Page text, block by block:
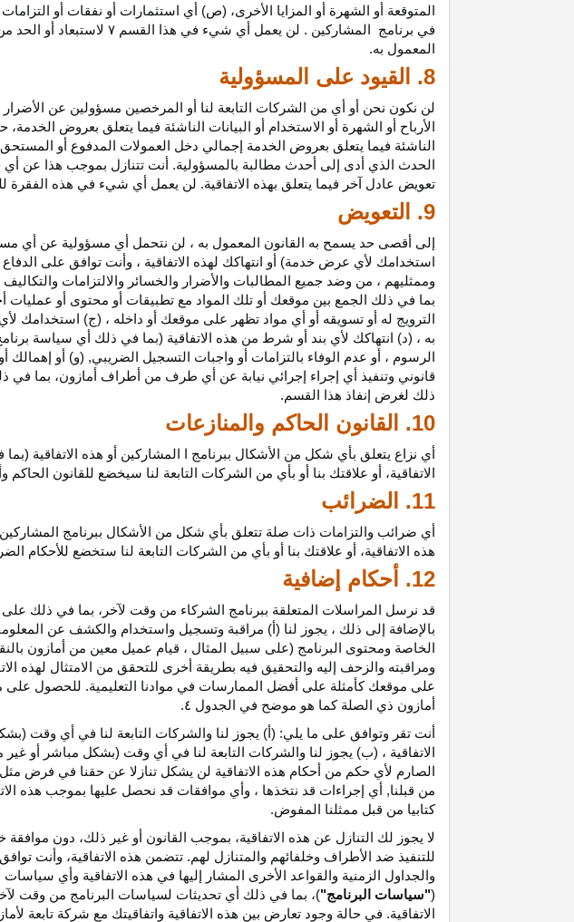
المتوقعة أو الشهرة أو المزايا
الأخرى، (ص) أي استثمارات أو نفقات أو
في برنامج المشاركين . لن يعمل أي شيء في هذا القسم ۷ لاستبعاد أو الحد
المعمول به.
8. القيود على المسؤولية
لن نكون نحن أو أي من الشركات التابعة لنا أو المرخصين مسؤولين عن الأضرار
الأرباح أو الشهرة أو الاستخدام أو البيانات الناشئة فيما يتعلق بعروض
الناشئة فيما يتعلق بعروض الخدمة إجمالي دخل العمولات المدفوع أو
الحدث الذي أدى إلى أحدث مطالبة بالمسؤولية. أنت تتنازل بموجب هذا عن
تعويض عادل آخر فيما يتعلق بهذه الاتفاقية. لن يعمل أي شيء في هذه الفقرة
9. التعويض
إلى أقصى حد يسمح به القانون المعمول به ، لن نتحمل أي مسؤولية عن أي
استخدامك لأي عرض خدمة) أو انتهاكك لهذه الاتفاقية ، وأنت توافق على
وممثليهم ، من وضد جميع المطالبات والأضرار والخسائر والالتزامات
بما في ذلك الجمع بين موقعك أو تلك المواد مع تطبيقات أو محتوى أو عمليات
الترويج له أو تسويقه أو أي مواد تظهر على موقعك أو داخله ، (ج) استخدامك
به ، (د) انتهاكك لأي بند أو شرط من هذه الاتفاقية (بما في ذلك أي سياسة
الرسوم ، أو عدم الوفاء بالتزامات أو واجبات التسجيل الضريبي, (و) أو
قانوني وتنفيذ أي إجراء إجرائي نيابة عن أي طرف من أطراف أمازون، بما
ذلك لغرض إنفاذ هذا القسم.
10. القانون الحاكم والمنازعات
أي نزاع يتعلق بأي شكل من الأشكال ببرنامج ا المشاركين أو هذه الاتفاقية
الاتفاقية، أو علاقتك بنا أو بأي من الشركات التابعة لنا سيخضع للقانون
11. الضرائب
أي ضرائب والتزامات ذات صلة تتعلق بأي شكل من الأشكال ببرنامج
هذه الاتفاقية، أو علاقتك بنا أو بأي من الشركات التابعة لنا ستخضع للأحكام
12. أحكام إضافية
قد نرسل المراسلات المتعلقة ببرنامج الشركاء من وقت لآخر، بما في ذلك على
بالإضافة إلى ذلك ، يجوز لنا (أ) مراقبة وتسجيل واستخدام والكشف عن
الخاصة ومحتوى البرنامج (على سبيل المثال ، قيام عميل معين من
ومراقبته والزحف إليه والتحقيق فيه بطريقة أخرى للتحقق من الامتثال لهذه
على موقعك كأمثلة على أفضل الممارسات في موادنا التعليمية. للحصول
أمازون ذي الصلة كما هو موضح في الجدول ٤.
أنت تقر وتوافق على ما يلي: (أ) يجوز لنا والشركات التابعة لنا في أي
الاتفاقية ، (ب) يجوز لنا والشركات التابعة لنا في أي وقت (بشكل مباشر أو
الصارم لأي حكم من أحكام هذه الاتفاقية لن يشكل تنازلا عن حقنا في فرض
من قبلنا, أي إجراءات قد نتخذها ، وأي موافقات قد نحصل عليها بموجب هذه
كتابيا من قبل ممثلنا المفوض.
لا يجوز لك التنازل عن هذه الاتفاقية، بموجب القانون أو غير ذلك، دون
للتنفيذ ضد الأطراف وخلفائهم والمتنازل لهم. تتضمن هذه الاتفاقية، وأنت
والجداول الزمنية والقواعد الأخرى المشار إليها في هذه الاتفاقية وأي
("سياسات البرنامج")، بما في ذلك أي تحديثات لسياسات البرنامج من وقت
الاتفاقية. في حالة وجود تعارض بين هذه الاتفاقية واتفاقيتك مع شركة تابعة